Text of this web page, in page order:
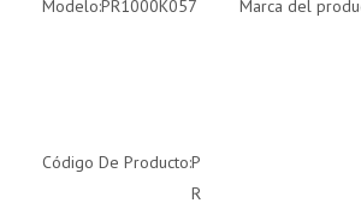
Modelo:PR1000K057 Marca del
Código De Producto:P
R